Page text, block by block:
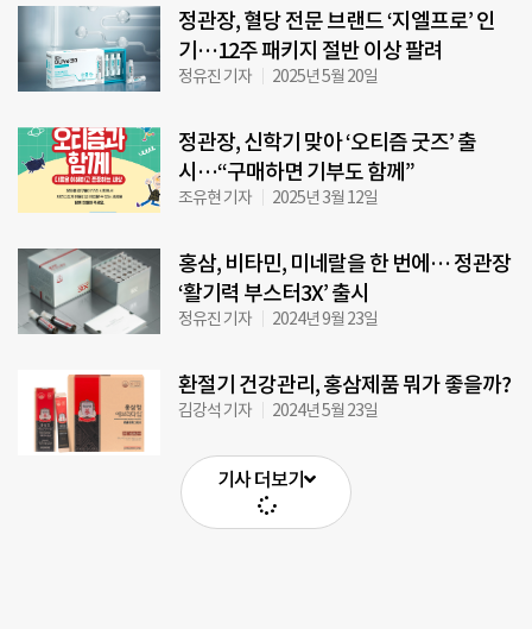
정관장, 혈당 전문 브랜드 ‘지엘프로’ 인
기…12주 패키지 절반 이상 팔려
정유진 기자 2025년 5월 20일
정관장, 신학기 맞아 ‘오티즘 굿즈’ 출
시…“구매하면 기부도 함께”
조유현 기자 2025년 3월 12일
홍삼, 비타민, 미네랄을 한 번에… 정관장
‘활기력 부스터3X’ 출시
정유진 기자 2024년 9월 23일
환절기 건강관리, 홍삼제품 뭐가 좋을까?
김강석 기자 2024년 5월 23일
기사 더보기